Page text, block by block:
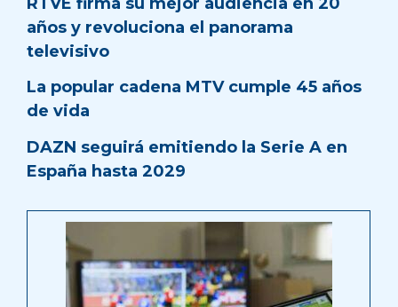
años y revoluciona el panorama
televisivo
La popular cadena MTV cumple 45 años
de vida
DAZN seguirá emitiendo la Serie A en
España hasta 2029